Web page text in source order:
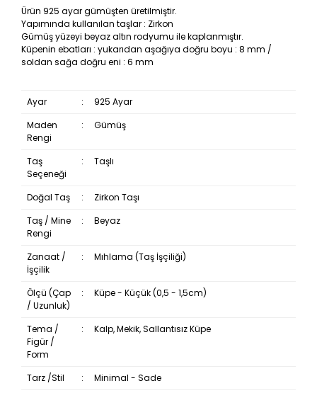
Ürün 925 ayar gümüşten üretilmiştir.
Yapımında kullanılan taşlar : Zirkon
Gümüş yüzeyi beyaz altın rodyumu ile kaplanmıştır.
Küpenin ebatları : yukarıdan aşağıya doğru boyu : 8 mm /
soldan sağa doğru eni : 6 mm
Ayar :
925 Ayar
Maden
Rengi
: Gümüş
Taş
Seçeneği
: Taşlı
Doğal Taş :
Zirkon Taşı
Taş / Mine
Rengi
: Beyaz
Zanaat /
İşçilik
: Mıhlama (Taş İşçiliği)
Ölçü (Çap
/ Uzunluk)
: Küpe - Küçük (0,5 - 1,5cm)
Tema /
Figür /
Form
: Kalp, Mekik, Sallantısız Küpe
Tarz /Stil :
Minimal - Sade